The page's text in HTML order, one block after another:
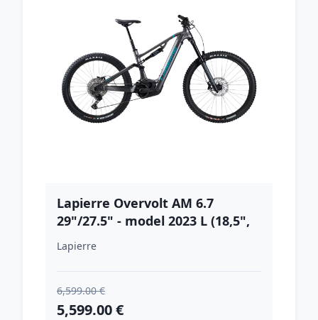
Lapierre Overvolt AM 6.7
29"/27.5" - model 2023 L (18,5",
176-186 cm)
Lapierre
6,599.00 €
5,599.00 €